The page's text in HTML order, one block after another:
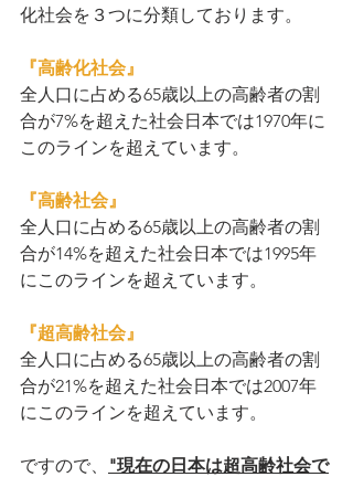
化社会を３つに分類しております。
『高齢化社会』
全人口に占める65歳以上の高齢者の割
合が7%を超えた社会日本では1970年に
このラインを超えています。
『高齢社会』
全人口に占める65歳以上の高齢者の割
合が14%を超えた社会日本では1995年
にこのラインを超えています。
『超高齢社会』
全人口に占める65歳以上の高齢者の割
合が21%を超えた社会日本では2007年
にこのラインを超えています。
ですので、
"現在の日本は超高齢社会で